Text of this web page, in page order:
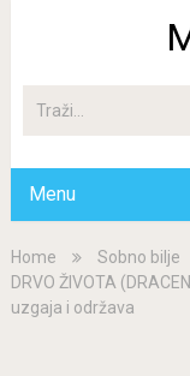
Menu
Home
Sobno bilje
DRVO ŽIVOTA
uzgaja i održava